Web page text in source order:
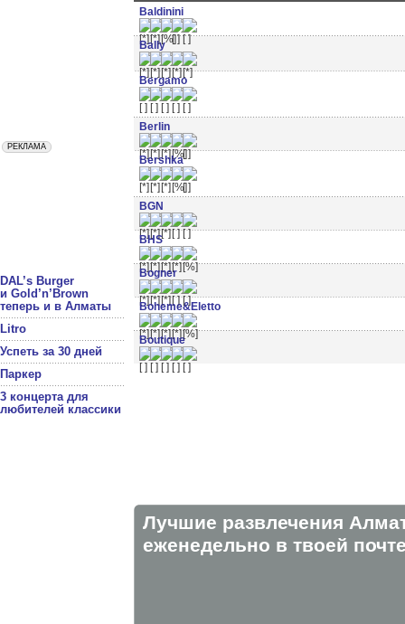
DAL’s Burger
и Gold’n’Brown
теперь и в Алматы
Litro
Успеть за 30 дней
Паркер
3 концерта для
любителей классики
Baldinini
Bally
Bergamo
Berlin
Bershka
BGN
BHS
Bogner
Boheme&Eletto
Boutique
Лучшие развлечения
eженедельно в твоей